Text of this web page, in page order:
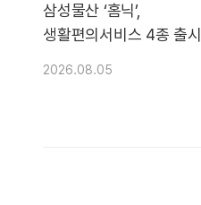
삼성물산 ‘홈닉’,
생활편의서비스 4종 출시
2026.08.05